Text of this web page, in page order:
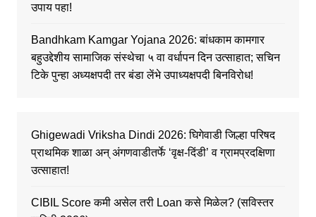
उपाय पहा!
Bandhkam Kamgar Yojana 2026: बांधकाम कामगार
बहुउद्देशीय सामाजिक संस्थेचा ५ वा वर्धापन दिन उत्साहात; सचिन
टिके पुन्हा अध्यक्षपदी तर बंडा लेंभे उपाध्यक्षपदी बिनविरोध!
Ghigewadi Vriksha Dindi 2026: घिगेवाडी जिल्हा परिषद
प्राथमिक शाळा अन् अंगणवाडीतर्फे ‘वृक्ष-दिंडी’ व ग्रामप्रदक्षिणा
उत्साहात!
CIBIL Score कमी असेल तरी Loan कसे मिळेल? (सविस्तर